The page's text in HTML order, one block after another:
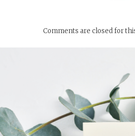
Comments are closed for